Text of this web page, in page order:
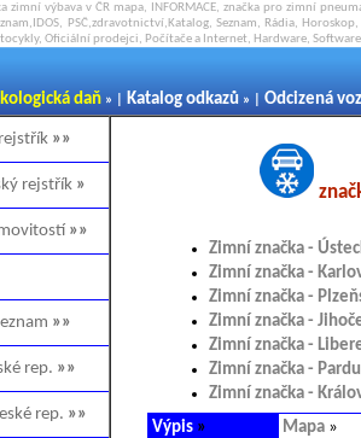
zimní výbava v ČR mapa, INFORMACE, značka pro zimní
PSČ,zdravotnictví,Katalog, Seznam, Rádia,
Oficiální prodejci, Počítače a Internet, Hardware,
daň » | Katalog odkazů » | Odcizená
»»
rejstřík »
»»
»»
rep. »»
rep. »»
Zimní značka -
Zimní značka -
Zimní značka -
Zimní značka -
Zimní značka -
Zimní značka -
Zimní značka -
Výpis » Mapa »